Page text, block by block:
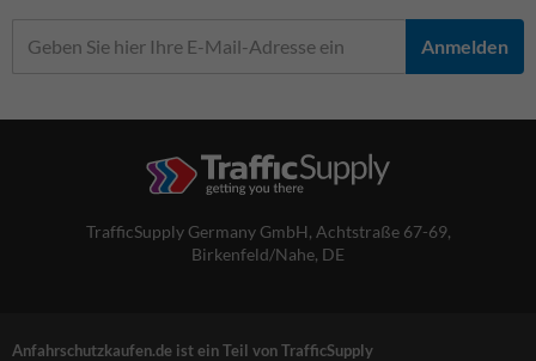
Anmelden
TrafficSupply Germany GmbH, Achtstraße 67-69,
Birkenfeld/Nahe, DE
Anfahrschutzkaufen.de ist ein Teil von TrafficSupply